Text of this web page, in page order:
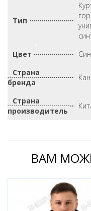
Тип
Цвет
Страна
бренда
Страна
производитель
ВАМ